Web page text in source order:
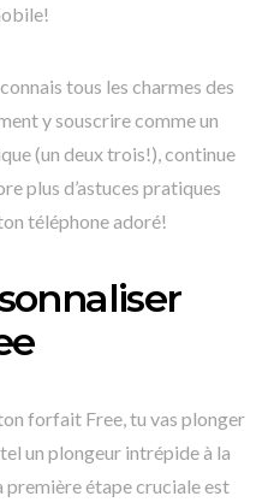
tous les charmes des
y souscrire comme un
(un deux trois!), continue
plus d’astuces pratiques
téléphone adoré!
forfait Free, tu vas plonger
un plongeur intrépide à la
étape cruciale est